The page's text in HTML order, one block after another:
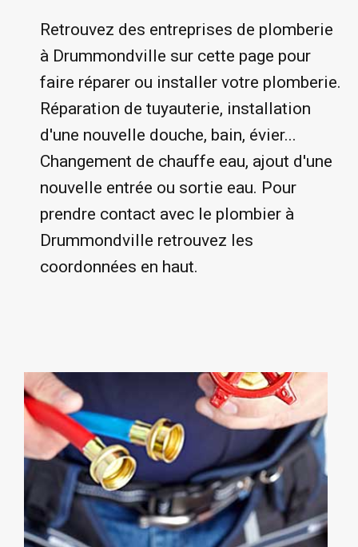
Retrouvez des entreprises de plomberie
à Drummondville sur cette page pour
faire réparer ou installer votre plomberie.
Réparation de tuyauterie, installation
d'une nouvelle douche, bain, évier...
Changement de chauffe eau, ajout d'une
nouvelle entrée ou sortie eau. Pour
prendre contact avec le plombier à
Drummondville retrouvez les
coordonnées en haut.